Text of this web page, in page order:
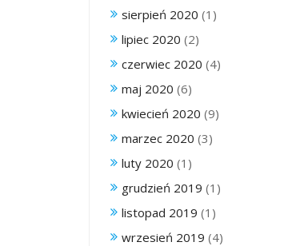
sierpień 2020 (1)
lipiec 2020 (2)
czerwiec 2020 (4)
maj 2020 (6)
kwiecień 2020 (9)
marzec 2020 (3)
luty 2020 (1)
grudzień 2019 (1)
listopad 2019 (1)
wrzesień 2019 (4)